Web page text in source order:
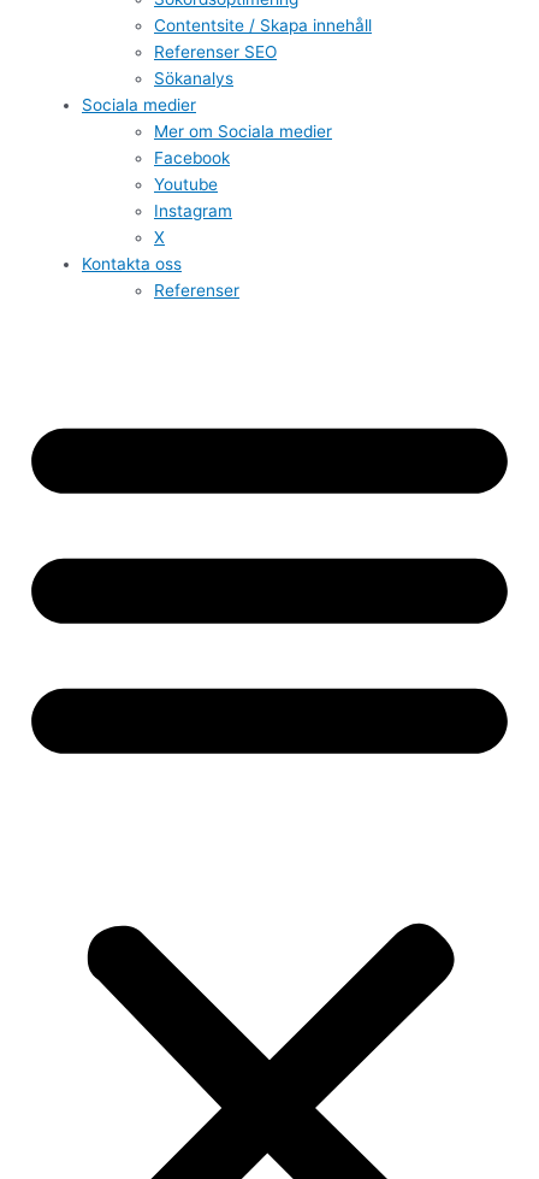
Contentsite / Skapa innehåll
Referenser SEO
Sökanalys
Sociala medier
Mer om Sociala medier
Facebook
Youtube
Instagram
X
Kontakta oss
Referenser